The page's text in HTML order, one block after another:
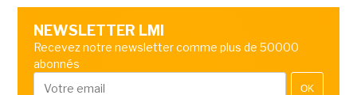
NEWSLETTER LMI
Recevez notre newsletter comme plus de 50000
abonnés
OK